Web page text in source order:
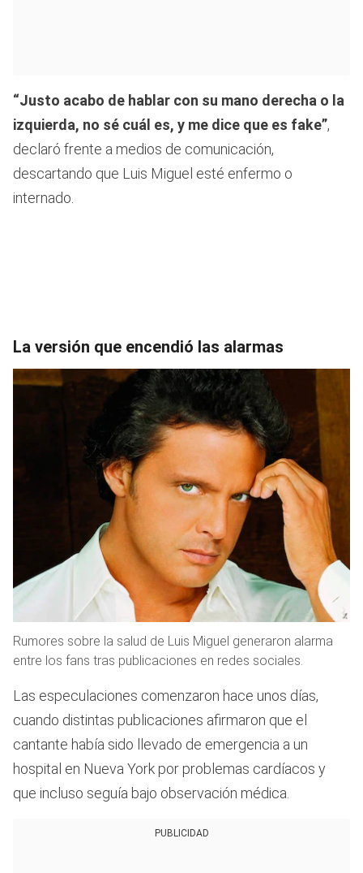
“Justo acabo de hablar con su mano derecha o la
izquierda, no sé cuál es, y me dice que es fake”,
declaró frente a medios de comunicación,
descartando que Luis Miguel esté enfermo o
internado.
La versión que encendió las alarmas
Rumores sobre la salud de Luis Miguel generaron alarma
entre los fans tras publicaciones en redes sociales.
Las especulaciones comenzaron hace unos días,
cuando distintas publicaciones afirmaron que el
cantante había sido llevado de emergencia a un
hospital en Nueva York por problemas cardíacos y
que incluso seguía bajo observación médica.
PUBLICIDAD